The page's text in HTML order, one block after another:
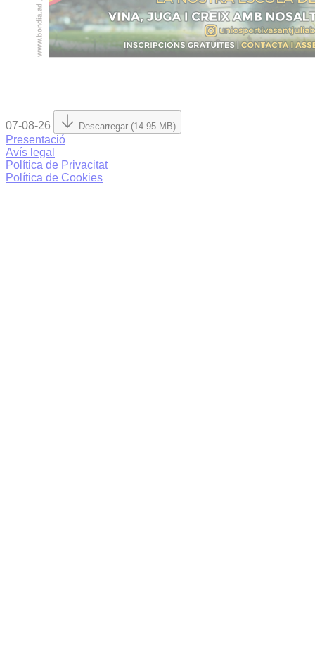
07-08-26 Descarregar (14.95 MB)
Presentació
Avís legal
Política de Privacitat
Política de Cookies